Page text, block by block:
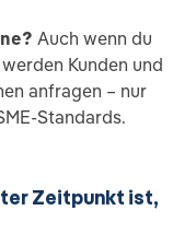
Auch wenn du
Kunden und
anfragen – nur
Standards.
Zeitpunkt ist,